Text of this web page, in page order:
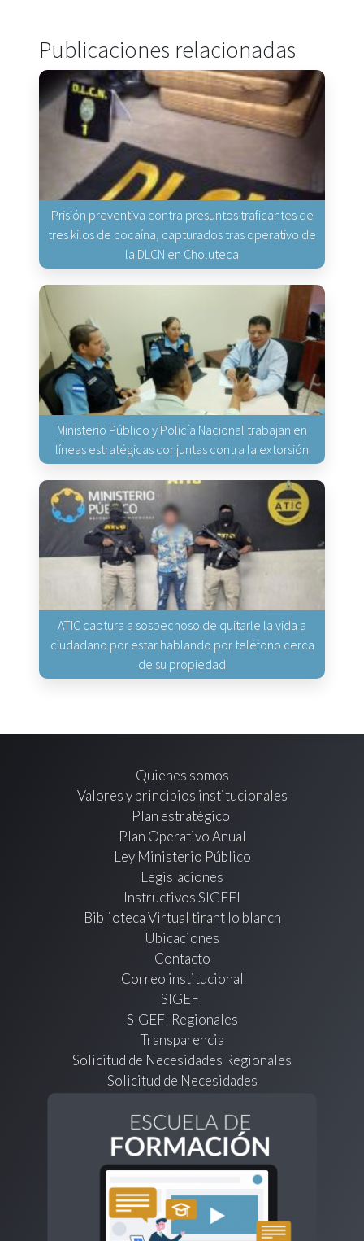
Publicaciones relacionadas
Prisión preventiva contra presuntos traficantes de
tres kilos de cocaína, capturados tras operativo de
la DLCN en Choluteca
Ministerio Público y Policía Nacional trabajan en
líneas estratégicas conjuntas contra la extorsión
ATIC captura a sospechoso de quitarle la vida a
ciudadano por estar hablando por teléfono cerca
de su propiedad
Quienes somos
Valores y principios institucionales
Plan estratégico
Plan Operativo Anual
Ley Ministerio Público
Legislaciones
Instructivos SIGEFI
Biblioteca Virtual tirant lo blanch
Ubicaciones
Contacto
Correo institucional
SIGEFI
SIGEFI Regionales
Transparencia
Solicitud de Necesidades Regionales
Solicitud de Necesidades